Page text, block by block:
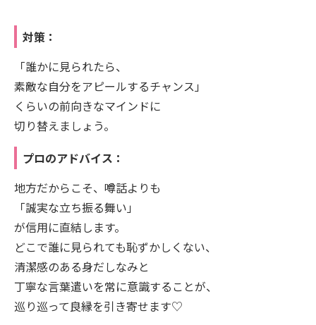
対策：
「誰かに見られたら、
素敵な自分をアピールするチャンス」
くらいの前向きなマインドに
切り替えましょう。
プロのアドバイス：
地方だからこそ、噂話よりも
「誠実な立ち振る舞い」
が信用に直結します。
どこで誰に見られても恥ずかしくない、
清潔感のある身だしなみと
丁寧な言葉遣いを常に意識することが、
巡り巡って良縁を引き寄せます♡